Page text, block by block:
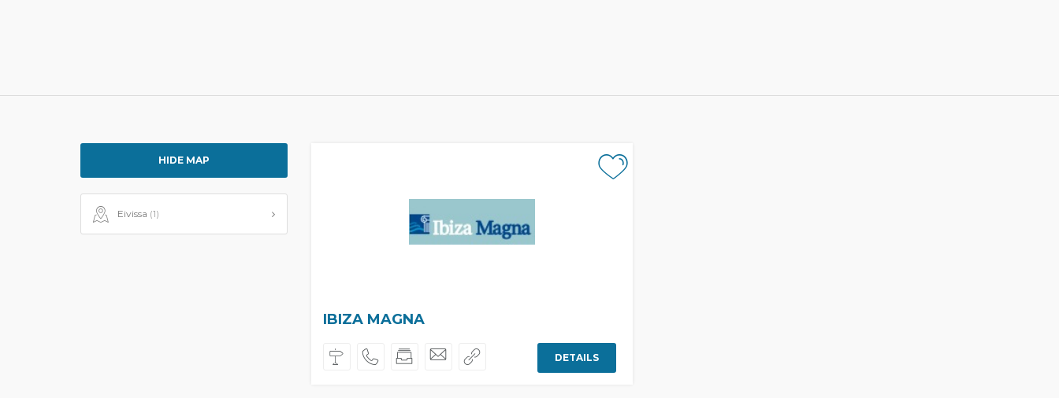
HIDE MAP
Eivissa (1)
IBIZA MAGNA
DETAILS